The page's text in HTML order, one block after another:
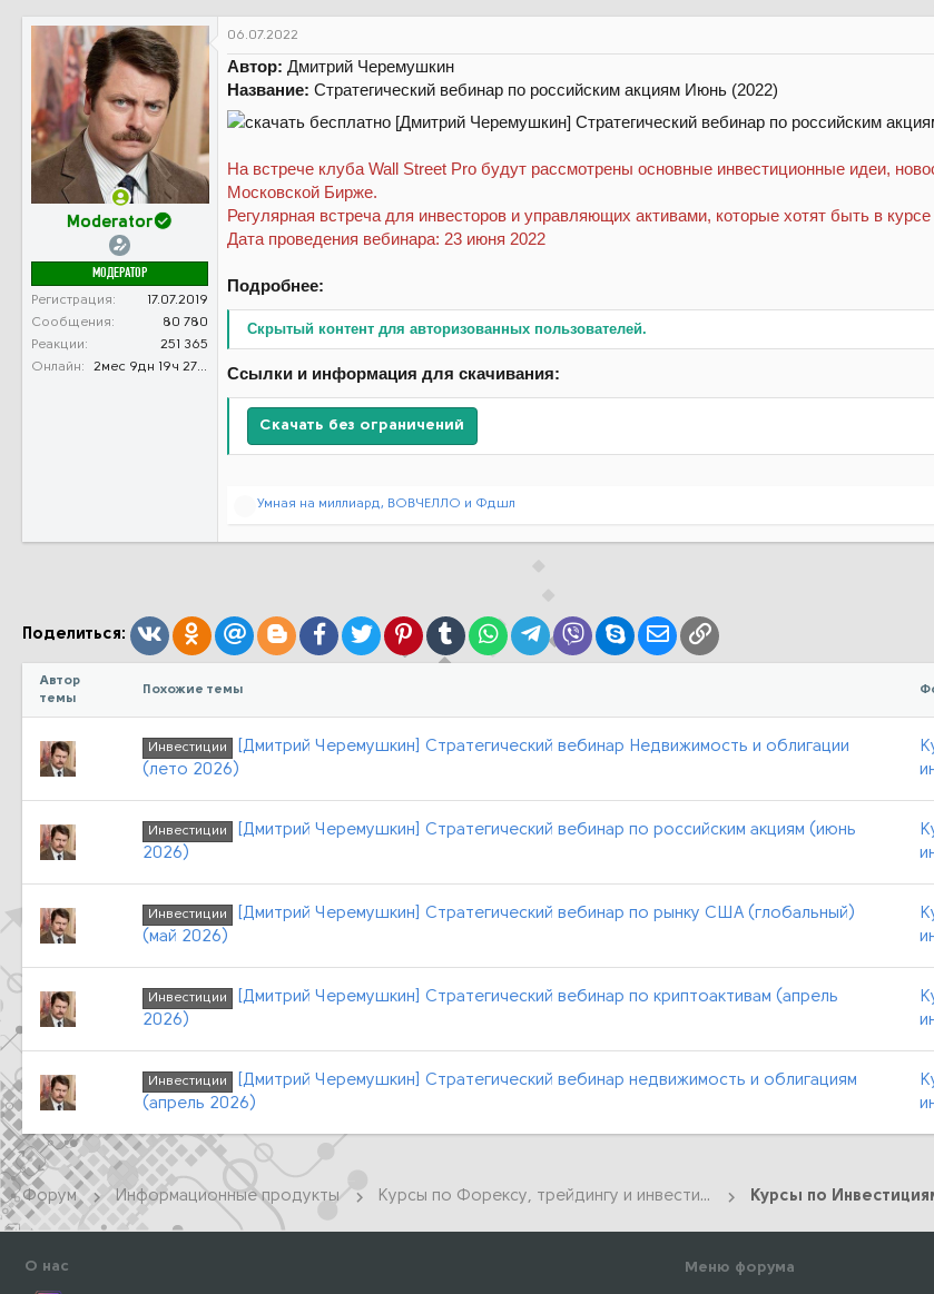
а
ч
а
а
Moderator
МОДЕРАТОР
Регистрация
17.07.2019
Сообщения
80 780
Реакции
251 365
Онлайн
2мес 9дн 19ч 27м 13с
06.07.2022
Автор: Дмитрий Черемушкин
Название: Стратегический вебинар по российским акциям Июнь (2022)
На встрече клуба Wall Street Pro будут рассмотрены основные инвестиционные идеи,
Московской Бирже.
Регулярная встреча для инвесторов и управляющих активами, которые хотят быть в
Дата проведения вебинара: 23 июня 2022
Подробнее:
Скрытый контент для авторизованных пользователей.
Ссылки и информация для скачивания:
Скачать без ограничений
Р
:
Умная на миллиард, ВОВЧЕЛЛО и Фдшл
Поделиться: ВконтактеОдноклассники
Mail.ruBloggerFacebook
TwitterPinterestTumblrWhatsAppTelegram
Viber SkypeЭлектронная почта
Ссылка
Автор
темы
Похожие темы
Инвестиции
[Дмитрий Черемушкин] Стратегический вебинар Недвижимость и облигации
(лето 2026)
Инвестиции
[Дмитрий Черемушкин] Стратегический вебинар по российским акциям (июнь
2026)
Инвестиции
[Дмитрий Черемушкин] Стратегический вебинар по рынку США (глобальный)
(май 2026)
Инвестиции
[Дмитрий Черемушкин] Стратегический вебинар по криптоактивам (апрель
2026)
Инвестиции
[Дмитрий Черемушкин] Стратегический вебинар недвижимость и облигациям
(апрель 2026)
Форум Информационные продукты Курсы по Форексу, трейдингу и инвестициям Курсы по
О нас Меню форума